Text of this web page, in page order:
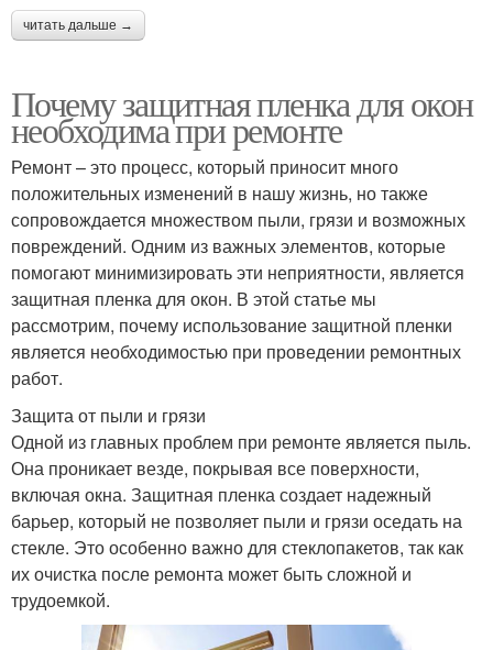
читать дальше →
Почему защитная пленка для окон
необходима при ремонте
Ремонт – это процесс, который приносит много
положительных изменений в нашу жизнь, но также
сопровождается множеством пыли, грязи и возможных
повреждений. Одним из важных элементов, которые
помогают минимизировать эти неприятности, является
защитная пленка для окон. В этой статье мы
рассмотрим, почему использование защитной пленки
является необходимостью при проведении ремонтных
работ.
Защита от пыли и грязи
Одной из главных проблем при ремонте является пыль.
Она проникает везде, покрывая все поверхности,
включая окна. Защитная пленка создает надежный
барьер, который не позволяет пыли и грязи оседать на
стекле. Это особенно важно для стеклопакетов, так как
их очистка после ремонта может быть сложной и
трудоемкой.